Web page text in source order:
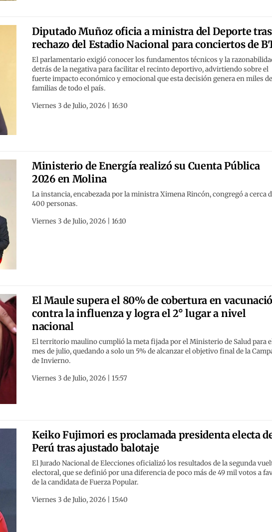
Diputado Muñoz oficia a ministra del Deporte tras
rechazo del Estadio Nacional para conciertos de
El parlamentario exigió conocer los fundamentos técnicos y la
detrás de la negativa para facilitar el recinto deportivo, advirtiendo sobre el
fuerte impacto económico y emocional que esta decisión genera en miles
familias de todo el país.
Viernes 3 de Julio, 2026 | 16:30
Ministerio de Energía realizó su Cuenta Pública
2026 en Molina
La instancia, encabezada por la ministra Ximena Rincón, congregó a cerca
400 personas.
Viernes 3 de Julio, 2026 | 16:10
El Maule supera el 80% de cobertura en
contra la influenza y logra el 2° lugar a nivel
nacional
El territorio maulino cumplió la meta fijada por el Ministerio de Salud para
mes de julio, quedando a solo un 5% de alcanzar el objetivo final de la
de Invierno.
Viernes 3 de Julio, 2026 | 15:57
Keiko Fujimori es proclamada presidenta electa
Perú tras ajustado balotaje
El Jurado Nacional de Elecciones oficializó los resultados de la segunda
electoral, que se definió por una diferencia de poco más de 49 mil votos a
de la candidata de Fuerza Popular.
Viernes 3 de Julio, 2026 | 15:40